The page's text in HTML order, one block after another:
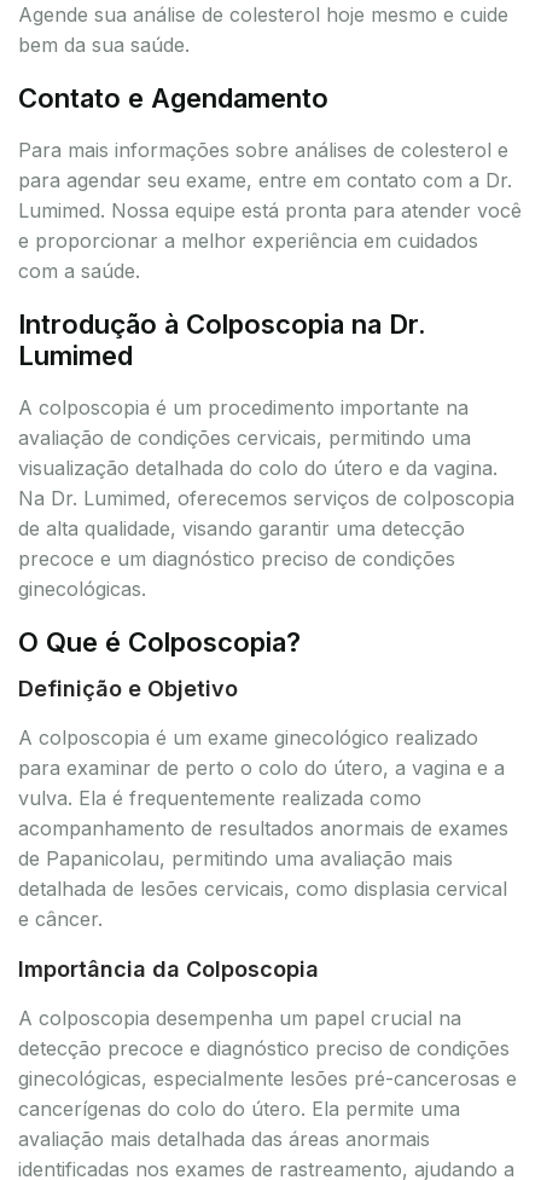
Agende sua análise de colesterol hoje mesmo e cuide
bem da sua saúde.
Contato e Agendamento
Para mais informações sobre análises de colesterol e
para agendar seu exame, entre em contato com a Dr.
Lumimed. Nossa equipe está pronta para atender você
e proporcionar a melhor experiência em cuidados
com a saúde.
Introdução à Colposcopia na Dr.
Lumimed
A colposcopia é um procedimento importante na
avaliação de condições cervicais, permitindo uma
visualização detalhada do colo do útero e da vagina.
Na Dr. Lumimed, oferecemos serviços de colposcopia
de alta qualidade, visando garantir uma detecção
precoce e um diagnóstico preciso de condições
ginecológicas.
O Que é Colposcopia?
Definição e Objetivo
A colposcopia é um exame ginecológico realizado
para examinar de perto o colo do útero, a vagina e a
vulva. Ela é frequentemente realizada como
acompanhamento de resultados anormais de exames
de Papanicolau, permitindo uma avaliação mais
detalhada de lesões cervicais, como displasia cervical
e câncer.
Importância da Colposcopia
A colposcopia desempenha um papel crucial na
detecção precoce e diagnóstico preciso de condições
ginecológicas, especialmente lesões pré-cancerosas e
cancerígenas do colo do útero. Ela permite uma
avaliação mais detalhada das áreas anormais
identificadas nos exames de rastreamento, ajudando a